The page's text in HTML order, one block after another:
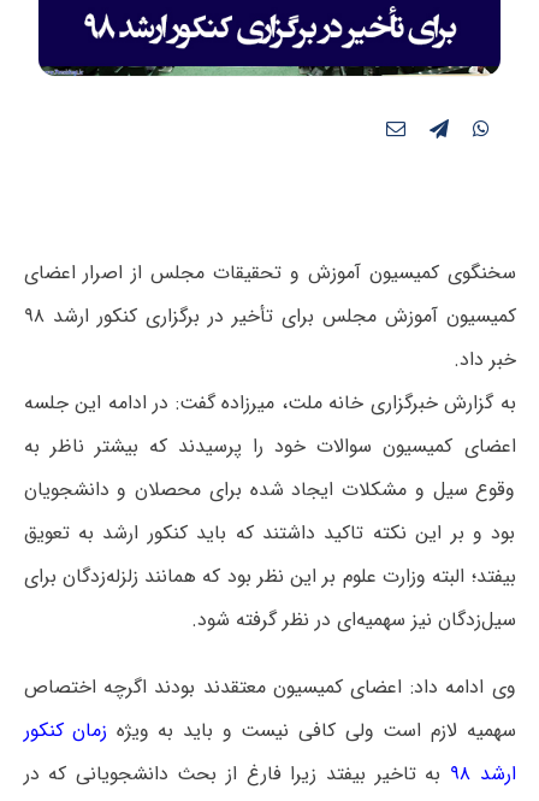
سخنگوی کمیسیون آموزش و تحقیقات مجلس از اصرار اعضای
کمیسیون آموزش مجلس برای تأخیر در برگزاری کنکور ارشد ۹۸
خبر داد.
به گزارش خبرگزاری خانه ملت، میرزاده گفت: در ادامه این جلسه
اعضای کمیسیون سوالات خود را پرسیدند که بیشتر ناظر به
وقوع سیل و مشکلات ایجاد شده برای محصلان و دانشجویان
بود و بر این نکته تاکید داشتند که باید کنکور ارشد به تعویق
بیفتد؛ البته وزارت علوم بر این نظر بود که همانند زلزله‌زدگان برای
سیل‌زدگان نیز سهمیه‌ای در نظر گرفته شود.
وی ادامه داد: اعضای کمیسیون معتقدند بودند اگرچه اختصاص
سهمیه لازم است ولی کافی نیست و باید به ویژه زمان کنکور
ارشد ۹۸
به تاخیر بیفتد زیرا فارغ از بحث دانشجویانی که در